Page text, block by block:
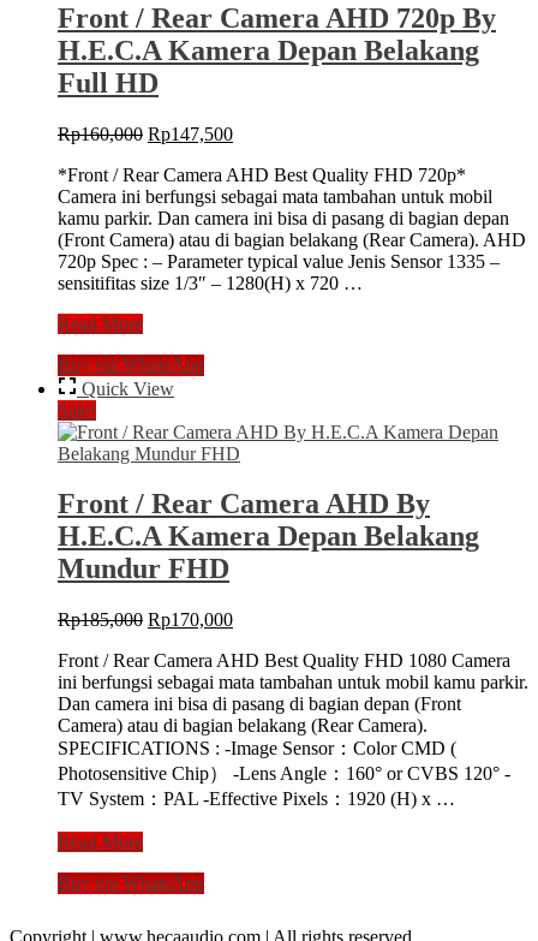
Front / Rear Camera AHD 720p By
H.E.C.A Kamera Depan Belakang
Full HD
Rp160,000 Original
was:
Rp160,000.
Rp147,500Current
is:
Rp147,500.
*Front / Rear Camera AHD Best Quality FHD 720p*
Camera ini berfungsi sebagai mata tambahan untuk mobil
kamu parkir. Dan camera ini bisa di pasang di bagian depan
(Front Camera) atau di bagian belakang (Rear Camera). AHD
720p Spec : – Parameter typical value Jenis Sensor 1335 –
sensitifitas size 1/3″ – 1280(H) x 720 …
Front
Rear
Camera
AHD
720p
By
Kamera
Depan
Belakang
Full
HD
Read More
Buy via WhatsApp
Quick View
Sale!
Front / Rear Camera AHD By
H.E.C.A Kamera Depan Belakang
Mundur FHD
Rp185,000 Original
was:
Rp185,000.
Rp170,000Current
is:
Rp170,000.
Front / Rear Camera AHD Best Quality FHD 1080 Camera
ini berfungsi sebagai mata tambahan untuk mobil kamu parkir.
Dan camera ini bisa di pasang di bagian depan (Front
Camera) atau di bagian belakang (Rear Camera).
SPECIFICATIONS : -Image Sensor：Color CMD (
Photosensitive Chip） -Lens Angle：160° or CVBS 120° -
TV System：PAL -Effective Pixels：1920 (H) x …
Front
Rear
AHD
Read More
Buy via WhatsApp